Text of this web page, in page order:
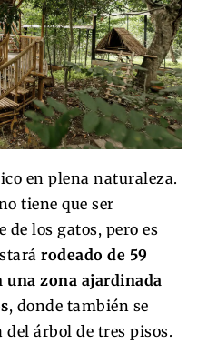
en plena naturaleza.
tiene que ser
de los gatos, pero es
rodeado de 59
una zona ajardinada
, donde también se
árbol de tres pisos.